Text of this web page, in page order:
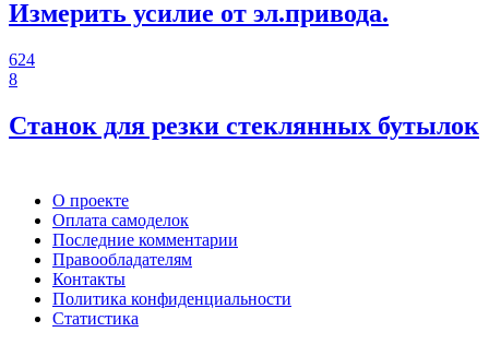
Измерить усилие от эл.привода.
624
8
Станок для резки стеклянных бутылок
О проекте
Оплата самоделок
Последние комментарии
Правообладателям
Контакты
Политика конфиденциальности
Статистика